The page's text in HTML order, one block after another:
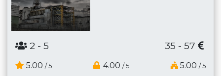
2 - 5 35 - 57
5.00 / 5 4.00 / 5 5.00 / 5